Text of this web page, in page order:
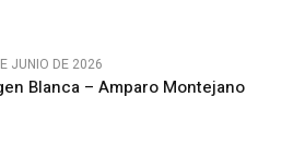
JUNIO DE 2026
Blanca – Amparo Montejano